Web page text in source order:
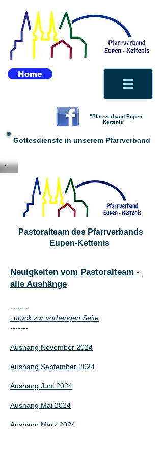
Home
"Pfarrverband Eupen
Kettenis"
Gottesdienste in unserem Pfarrverband
Pastoralteam des Pfarrverbands
Eupen-Kettenis
Neuigkeiten vom Pastoralteam -
alle Aushänge
------
zurück zur vorherigen Seite
-------
Aushang November 2024
Aushang September 2024
Aushang Juni 2024
Aushang Mai 2024
Aushang März 2024